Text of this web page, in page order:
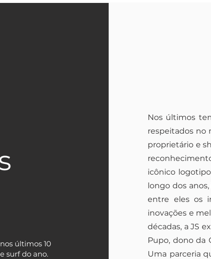
Prancha de Carbono | CarboTune Xero Fusion
últimos 10
surf do ano.
Nos últimos
respeitados no
proprietário e
icônico
longo dos
entre eles os
inovações e
décadas, a JS
Pupo, dono da
Uma parceria